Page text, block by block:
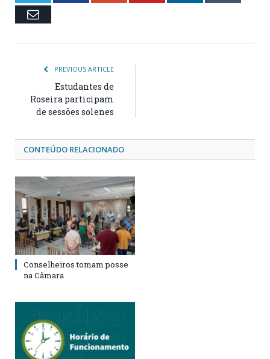
Email
PREVIOUS ARTICLE
Estudantes de
Roseira participam
de sessões solenes
CONTEÚDO RELACIONADO
Conselheiros tomam posse
na Câmara